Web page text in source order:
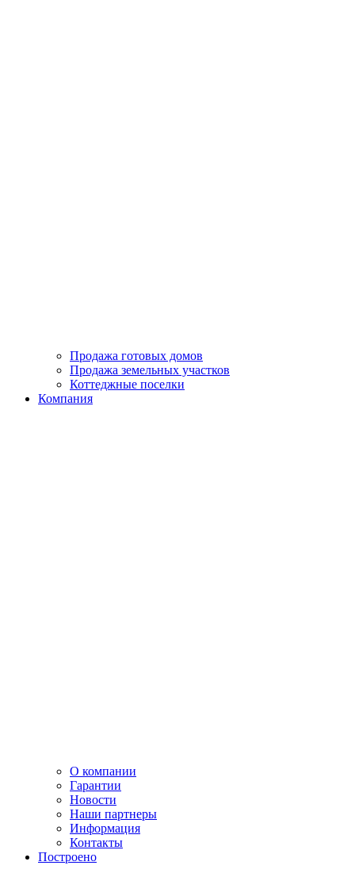
Продажа готовых домов
Продажа земельных участков
Коттеджные поселки
Компания
О компании
Гарантии
Новости
Наши партнеры
Информация
Контакты
Построено